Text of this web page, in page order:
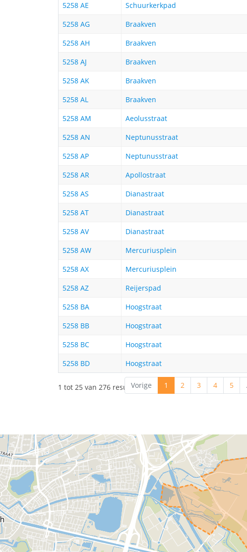
5258 AE
Schuurkerkpad
5258 AG
Braakven
5258 AH
Braakven
5258 AJ
Braakven
5258 AK
Braakven
5258 AL
Braakven
5258 AM
Aeolusstraat
5258 AN
Neptunusstraat
5258 AP
Neptunusstraat
5258 AR
Apollostraat
5258 AS
Dianastraat
5258 AT
Dianastraat
5258 AV
Dianastraat
5258 AW
Mercuriusplein
5258 AX
Mercuriusplein
5258 AZ
Reijerspad
5258 BA
Hoogstraat
5258 BB
Hoogstraat
5258 BC
Hoogstraat
5258 BD
Hoogstraat
1 tot 25 van 276 resultaten
Vorige 1 2 3 4 5